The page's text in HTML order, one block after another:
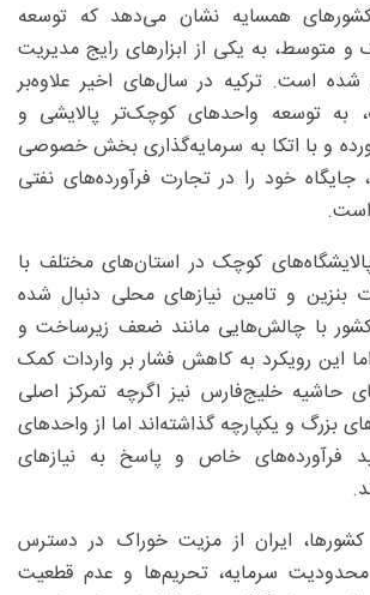
همسایه نشان می‌دهد که توسعه
و متوسط، به یکی از ابزارهای رایج مدیریت
شده است. ترکیه در سال‌های اخیر علاوه‌بر
به توسعه واحدهای کوچک‌تر پالایشی و
و با اتکا به سرمایه‌گذاری بخش خصوصی
خود را در تجارت فرآورده‌های نفتی
است.
پالایشگاه‌های کوچک در استان‌های مختلف با
و تامین نیازهای محلی دنبال شده
با چالش‌هایی مانند ضعف زیرساخت و
اما این رویکرد به کاهش فشار بر واردات کمک
حاشیه خلیج‌فارس نیز اگرچه تمرکز اصلی
بزرگ و یکپارچه گذاشته‌اند اما از واحدهای
فرآورده‌های خاص و پاسخ به نیازهای
ایران از مزیت خوراک در دسترس
محدودیت سرمایه، تحریم‌ها و عدم قطعیت